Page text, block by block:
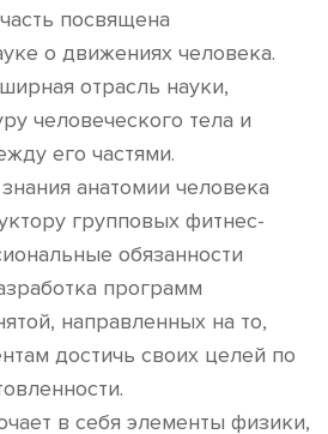
посвящена
о движениях человека.
отрасль науки,
человеческого тела и
его частями.
анатомии человека
групповых фитнес-
обязанности
программ
направленных на то,
достичь своих целей по
в себя элементы физики,